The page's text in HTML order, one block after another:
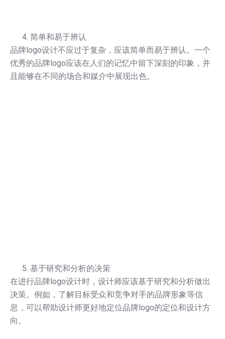
简单和易于辨认
品牌logo设计不应过于复杂，应该简单而易于辨认。一个
优秀的品牌logo应该在人们的记忆中留下深刻的印象，并
且能够在不同的场合和媒介中展现出色。
基于研究和分析的决策
在进行品牌logo设计时，设计师应该基于研究和分析做出
决策。例如，了解目标受众和竞争对手的品牌形象等信
息，可以帮助设计师更好地定位品牌logo的定位和设计方
向。